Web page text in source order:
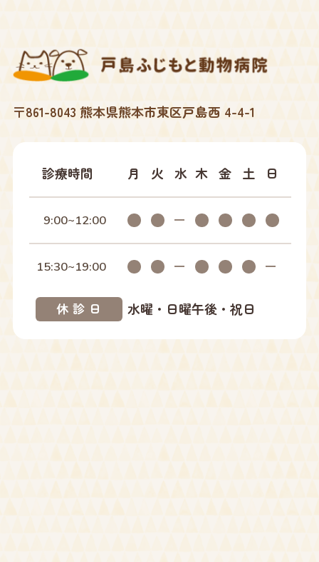
2025年09月
2025年04月
2025年02月
2024年12月
2024年10月
〒861-8043 熊本県熊本市東区戸島西 4-4-1
診療時間 月 火 水 木 金 土 日
9:00~12:00
15:30~19:00
休診日 水曜・日曜午後・祝日